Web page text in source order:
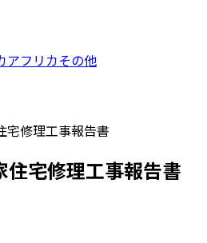
アフリカその他
宅修理工事報告書
住宅修理工事報告書